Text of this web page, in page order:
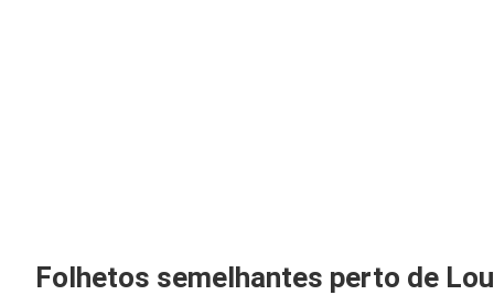
Folhetos semelhantes perto de